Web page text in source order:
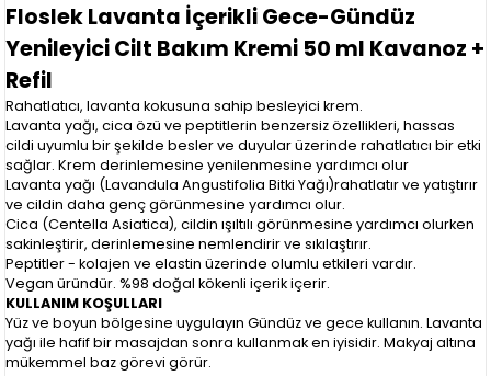
Floslek Lavanta İçerikli Gece-Gündüz
Yenileyici Cilt Bakım Kremi 50 ml Kavanoz +
Refil
Rahatlatıcı, lavanta kokusuna sahip besleyici krem.
Lavanta yağı, cica özü ve peptitlerin benzersiz özellikleri, hassas
cildi uyumlu bir şekilde besler ve duyular üzerinde rahatlatıcı bir etki
sağlar. Krem derinlemesine yenilenmesine yardımcı olur
Lavanta yağı (Lavandula Angustifolia Bitki Yağı)rahatlatır ve yatıştırır
ve cildin daha genç görünmesine yardımcı olur.
Cica (Centella Asiatica), cildin ışıltılı görünmesine yardımcı olurken
sakinleştirir, derinlemesine nemlendirir ve sıkılaştırır.
Peptitler - kolajen ve elastin üzerinde olumlu etkileri vardır.
Vegan üründür. %98 doğal kökenli içerik içerir.
KULLANIM KOŞULLARI
Yüz ve boyun bölgesine uygulayın Gündüz ve gece kullanın. Lavanta
yağı ile hafif bir masajdan sonra kullanmak en iyisidir. Makyaj altına
mükemmel baz görevi görür.